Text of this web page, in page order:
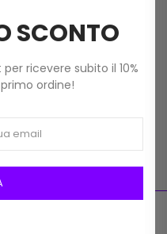
Pagamenti sicuri
Carte di credito, PayPal,
Bonifico
Assistenza
7 giorni su 7
SCONTO
ricevere subito il 10%
ordine!